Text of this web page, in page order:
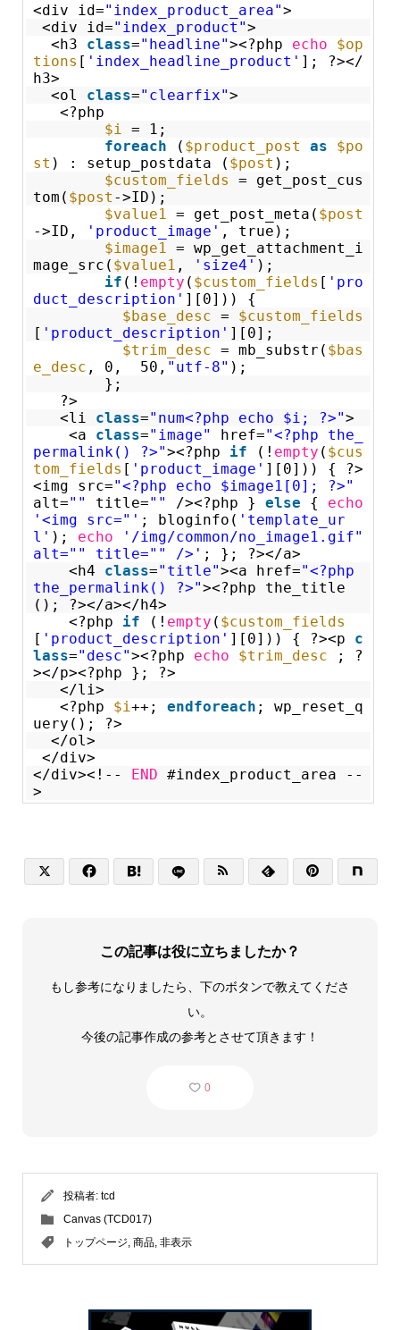
<div id="index_product_area">
<div id="index_product">
<h3 class="headline"><?php echo
$op
tions [ 'index_headline_product' ]; ?></
h3>
<ol class="clearfix">
<?php
$i
= 1;
foreach
( $product_post as
$po
st ) : setup_postdata ( $post );
$custom_fields
= get_post_cus
tom( $post ->ID);
$value1
= get_post_meta( $post
->ID,
'product_image' , true);
$image1
= wp_get_attachment_i
mage_src( $value1 , 'size4' );
if (! empty ( $custom_fields [ 'pro
duct_description' ][0])) {
$base_desc = $custom_fields
[ 'product_description' ][0];
$trim_desc = mb_substr( $bas
e_desc , 0, 50, "utf-8" );
};
?>
<li class="num<?php echo $i; ?>">
<a class="image" href="<?php the_
permalink() ?>"><?php if (! empty ( $cus
tom_fields [ 'product_image' ][0])) { ?>
<img src="<?php echo $image1[0]; ?>"
alt="" title="" /><?php } else { echo
'<img src="' ; bloginfo( 'template_ur
l' ); echo
'/img/common/no_image1.gif"
alt="" title="" />' ; }; ?></a>
<h4 class="title"><a href="<?php
the_permalink() ?>"><?php the_title
(); ?></a></h4>
<?php if (! empty ( $custom_fields
[ 'product_description' ][0])) { ?><p c
lass="desc"><?php echo $trim_desc
; ?
></p><?php }; ?>
</li>
<?php $i ++; endforeach ; wp_reset_q
uery(); ?>
</ol>
</div>
</div><!-- END #index_product_area --
>
     
この記事は役に立ちましたか？
もし参考になりましたら、下のボタンで教えてくださ
い。
今後の記事作成の参考とさせて頂きます！
0
投稿者: tcd
Canvas (TCD017)
トップページ, 商品, 非表示